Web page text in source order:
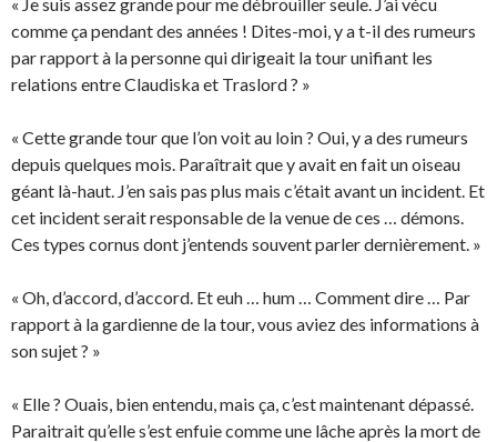
comme ça pendant des années ! Dites-moi, y a t-il des rumeurs
par rapport à la personne qui dirigeait la tour unifiant les
relations entre Claudiska et Traslord ? »
« Cette grande tour que l’on voit au loin ? Oui, y a des rumeurs
depuis quelques mois. Paraîtrait que y avait en fait un oiseau
géant là-haut. J’en sais pas plus mais c’était avant un incident. Et
cet incident serait responsable de la venue de ces … démons.
Ces types cornus dont j’entends souvent parler dernièrement. »
« Oh, d’accord, d’accord. Et euh … hum … Comment dire … Par
rapport à la gardienne de la tour, vous aviez des informations à
son sujet ? »
« Elle ? Ouais, bien entendu, mais ça, c’est maintenant dépassé.
Paraitrait qu’elle s’est enfuie comme une lâche après la mort de